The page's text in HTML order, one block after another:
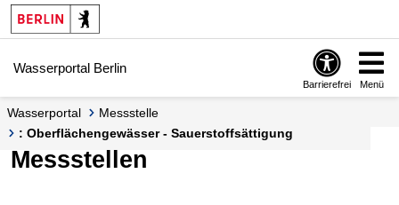
Springe zur Navigation
Springe zum Inhalt
Wasserportal Berlin
Barrierefrei Menü
Wasserportal
Messstelle
: Oberflächengewässer - Sauerstoffsättigung
Messstellen